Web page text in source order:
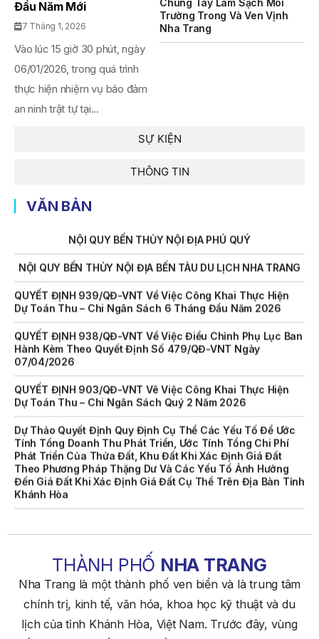
SỰ KIỆN
THÔNG TIN
Đầu Năm Mới
7 Tháng 1, 2026
Vào lúc 15 giờ 30 phút, ngày
06/01/2026, trong quá trình
thực hiện nhiệm vụ bảo đảm
an ninh trật tự tại...
Chung Tay Làm Sạch Môi
Trường Trong Và Ven Vịnh
Nha Trang
VĂN BẢN
THÔNG BÁO Số 707/TB-VNT: Kết Quả Lựa Chọn Đơn Vị Tổ
Chức Đấu Giá Tài Sản Đối Với Mô Tô Nước Cứu Hộ VNT 01
Biển Số KH-0834
THÔNG BÁO Số 706/TB-VNT: Kết Quả Lựa Chọn Đơn Vị Tổ
Chức Đấu Giá Tài Sản Đối Với Ca Nô 200CV VNT 02 Biển
Số KH-0387
THÔNG BÁO Số 659/TB-VNT Năm 2026 V/v Đính Chính
Thông Báo Số 641/TB-VNT Ngày 18/05/2026 Của Ban
NỘI QUY BẾN THỦY NỘI ĐỊA HÒN MUN
NỘI QUY BẾN THỦY NỘI ĐỊA BẾN TÀU DU LỊCH NHA TRANG
QUYẾT ĐỊNH 939/QĐ-VNT Về Việc Công Khai Thực Hiện
Dự Toán Thu – Chi Ngân Sách 6 Tháng Đầu Năm 2026
QUYẾT ĐỊNH 938/QĐ-VNT Về Việc Điều Chỉnh Phụ Lục Ban
Hành Kèm Theo Quyết Định Số 479/QĐ-VNT Ngày
07/04/2026
QUYẾT ĐỊNH 903/QĐ-VNT Vê Việc Công Khai Thực Hiện
Dự Toán Thu – Chi Ngân Sách Quý 2 Năm 2026
Dự Thảo Quyết Định Quy Định Cụ Thể Các Yếu Tố Để Ước
Tính Tổng Doanh Thu Phát Triển, Ước Tính Tổng Chi Phí
Phát Triển Của Thửa Đất, Khu Đất Khi Xác Định Giá Đất
Theo Phương Pháp Thặng Dư Và Các Yếu Tố Ảnh Hưởng
Đến Giá Đất Khi Xác Định Giá Đất Cụ Thể Trên Địa Bàn Tỉnh
Khánh Hòa
THÔNG BÁO Số 707/TB-VNT: Kết Quả Lựa Chọn Đơn Vị Tổ
Biển Số KH-0834
THÔNG BÁO Số 706/TB-VNT: Kết Quả Lựa Chọn Đơn Vị Tổ
Chức Đấu Giá Tài Sản Đối Với Ca Nô 200CV VNT 02 Biển
Số KH-0387
THÔNG BÁO Số 659/TB-VNT Năm 2026 V/v Đính Chính
Thông Báo Số 641/TB-VNT Ngày 18/05/2026 Của Ban
THÀNH PHỐ NHA TRANG
Nha Trang là một thành phố ven biển và là trung tâm
chính trị, kinh tế, văn hóa, khoa học kỹ thuật và du
lịch của tỉnh Khánh Hòa, Việt Nam. Trước đây, vùng